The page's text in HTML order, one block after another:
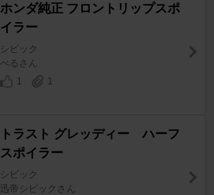
ホンダ純正 フロントリップスポ
イラー
シビック
べるさん
1
1
トラスト グレッディー ハーフ
スポイラー
シビック
迅帝シビックさん